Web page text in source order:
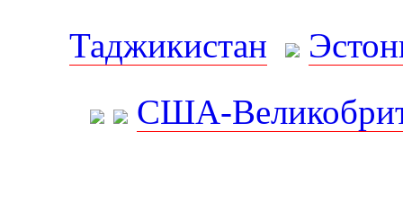
Таджикистан
США-